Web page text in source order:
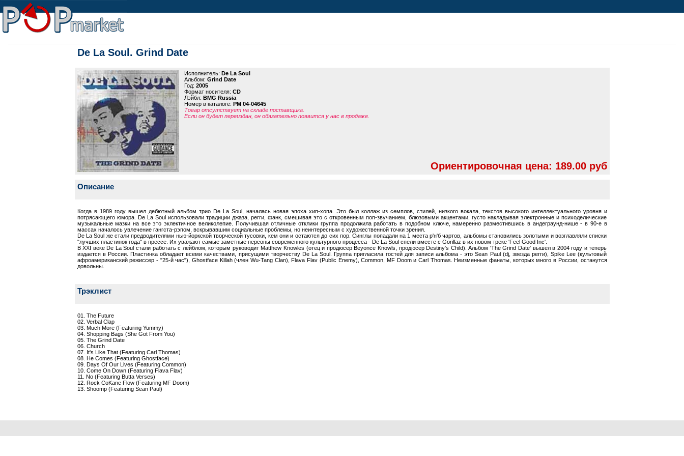
De La Soul. Grind Date
Исполнитель: De La Soul
Альбом: Grind Date
Год: 2005
Формат носителя: CD
Лэйбл: BMG Russia
Номер в каталоге: PM 04-04645
Товар отсутствует на складе поставщика.
Если он будет переиздан, он обязательно появится у нас в продаже.
Ориентировочная цена: 189.00 руб
Описание
Когда в 1989 году вышел дебютный альбом трио De La Soul, началась новая эпоха хип-хопа. Это был коллаж из семплов, стилей, низкого вокала, текстов высокого интеллектуального уровня и
потрясающего юмора. De La Soul использовали традиции джаза, регги, фанк, смешивая это с откровенным поп-звучанием, блюзовыми акцентами, густо накладывая электронные и психоделические
музыкальные мазки на все это эклектичное великолепие. Получившая отличные отклики группа продолжила работать в подобном ключе, намеренно разместившись в андеграунд-нише - в 90-е в
массах началось увлечение гангста-рэпом, вскрывавшим социальные проблемы, но неинтересным с художественной точки зрения.
De La Soul же стали предводителями нью-йоркской творческой тусовки, кем они и остаются до сих пор. Синглы попадали на 1 места р'н'б чартов, альбомы становились золотыми и возглавляли списки
"лучших пластинок года" в прессе. Их уважают самые заметные персоны современного культурного процесса - De La Soul спели вместе с Gorillaz в их новом треке 'Feel Good Inc'.
В XXI веке De La Soul стали работать с лейблом, которым руководит Matthew Knowles (отец и продюсер Beyonce Knowls, продюсер Destiny's Child). Альбом 'The Grind Date' вышел в 2004 году и теперь
издается в России. Пластинка обладает всеми качествами, присущими творчеству De La Soul. Группа пригласила гостей для записи альбома - это Sean Paul (dj, звезда регги), Spike Lee (культовый
афроамериканский режиссер - "25-й час"), Ghostface Killah (член Wu-Tang Clan), Flava Flav (Public Enemy), Common, MF Doom и Carl Thomas. Неизменные фанаты, которых много в России, останутся
довольны.
Трэклист
01. The Future
02. Verbal Clap
03. Much More (Featuring Yummy)
04. Shopping Bags (She Got From You)
05. The Grind Date
06. Church
07. It's Like That (Featuring Carl Thomas)
08. He Comes (Featuring Ghostface)
09. Days Of Our Lives (Featuring Common)
10. Come On Down (Featuring Flava Flav)
11. No (Featuring Butta Verses)
12. Rock CoKane Flow (Featuring MF Doom)
13. Shoomp (Featuring Sean Paul)